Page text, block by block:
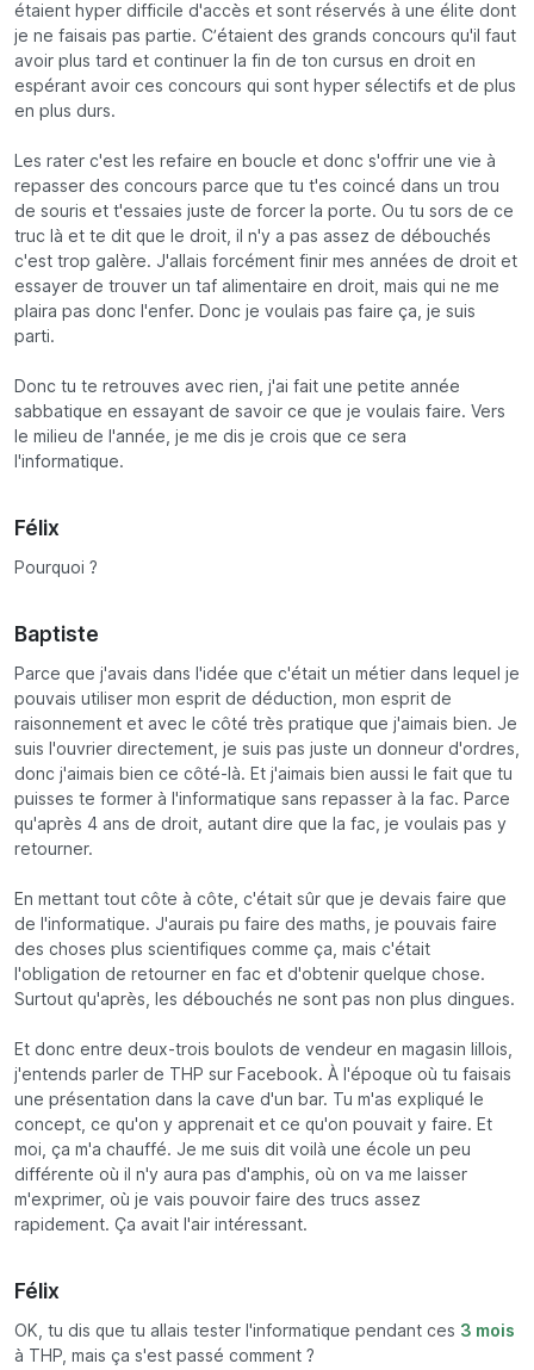
étaient hyper difficile d'accès et sont réservés à une élite dont
je ne faisais pas partie. C’étaient des grands concours qu'il faut
avoir plus tard et continuer la fin de ton cursus en droit en
espérant avoir ces concours qui sont hyper sélectifs et de plus
en plus durs.
Les rater c'est les refaire en boucle et donc s'offrir une vie à
repasser des concours parce que tu t'es coincé dans un trou
de souris et t'essaies juste de forcer la porte. Ou tu sors de ce
truc là et te dit que le droit, il n'y a pas assez de débouchés
c'est trop galère. J'allais forcément finir mes années de droit et
essayer de trouver un taf alimentaire en droit, mais qui ne me
plaira pas donc l'enfer. Donc je voulais pas faire ça, je suis
parti.
Donc tu te retrouves avec rien, j'ai fait une petite année
sabbatique en essayant de savoir ce que je voulais faire. Vers
le milieu de l'année, je me dis je crois que ce sera
l'informatique.
Félix
Pourquoi ?
Baptiste
Parce que j'avais dans l'idée que c'était un métier dans lequel je
pouvais utiliser mon esprit de déduction, mon esprit de
raisonnement et avec le côté très pratique que j'aimais bien. Je
suis l'ouvrier directement, je suis pas juste un donneur d'ordres,
donc j'aimais bien ce côté-là. Et j'aimais bien aussi le fait que tu
puisses te former à l'informatique sans repasser à la fac. Parce
qu'après 4 ans de droit, autant dire que la fac, je voulais pas y
retourner.
En mettant tout côte à côte, c'était sûr que je devais faire que
de l'informatique. J'aurais pu faire des maths, je pouvais faire
des choses plus scientifiques comme ça, mais c'était
l'obligation de retourner en fac et d'obtenir quelque chose.
Surtout qu'après, les débouchés ne sont pas non plus dingues.
Et donc entre deux-trois boulots de vendeur en magasin lillois,
j'entends parler de THP sur Facebook. À l'époque où tu faisais
une présentation dans la cave d'un bar. Tu m'as expliqué le
concept, ce qu'on y apprenait et ce qu'on pouvait y faire. Et
moi, ça m'a chauffé. Je me suis dit voilà une école un peu
différente où il n'y aura pas d'amphis, où on va me laisser
m'exprimer, où je vais pouvoir faire des trucs assez
rapidement. Ça avait l'air intéressant.
Félix
OK, tu dis que tu allais tester l'informatique pendant ces 3 mois
à THP, mais ça s'est passé comment ?